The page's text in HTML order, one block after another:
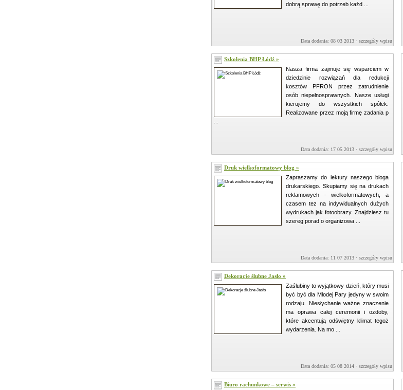
dobrą sprawę do potrzeb każd ...
Data dodania: 08 03 2013 · szczegóły wpisu »
Szkolenia BHP Łódź »
Nasza firma zajmuje się wsparciem w
dziedzinie rozwiązań dla redukcji
kosztów PFRON przez zatrudnienie
osób niepełnosprawnych. Nasze usługi
kierujemy do wszystkich spółek.
Realizowane przez moją firmę zadania p
Data dodania: 17 05 2013 · szczegóły wpisu »
Druk wielkoformatowy blog »
Zapraszamy do lektury naszego bloga
drukarskiego. Skupiamy się na drukach
reklamowych - wielkoformatowych, a
czasem tez na indywidualnych dużych
wydrukach jak fotoobrazy. Znajdziesz tu
szereg porad o organizowa ...
Data dodania: 11 07 2013 · szczegóły wpisu »
Dekoracje ślubne Jasło »
Zaślubiny to wyjątkowy dzień, który musi
być być dla Młodej Pary jedyny w swoim
rodzaju. Niesłychanie ważne znaczenie
ma oprawa całej ceremonii i ozdoby,
które akcentują odświętny klimat tegoż
wydarzenia. Na mo ...
Data dodania: 05 08 2014 · szczegóły wpisu »
Biuro rachunkowe – serwis »